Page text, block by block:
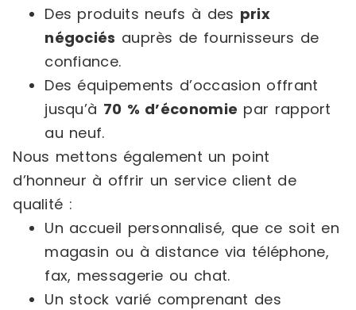
Des produits neufs à des prix
négociés auprès de fournisseurs de
confiance.
Des équipements d’occasion offrant
jusqu’à 70 % d’économie par rapport
au neuf.
Nous mettons également un point
d’honneur à offrir un service client de
qualité :
Un accueil personnalisé, que ce soit en
magasin ou à distance via téléphone,
fax, messagerie ou chat.
Un stock varié comprenant des